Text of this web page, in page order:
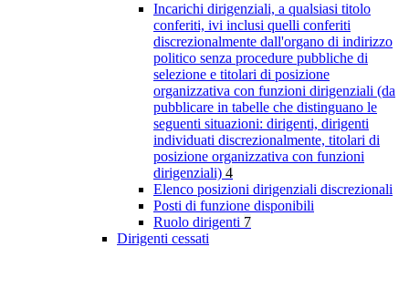
Incarichi dirigenziali, a qualsiasi titolo
conferiti, ivi inclusi quelli conferiti
discrezionalmente dall'organo di indirizzo
politico senza procedure pubbliche di
selezione e titolari di posizione
organizzativa con funzioni dirigenziali (da
pubblicare in tabelle che distinguano le
seguenti situazioni: dirigenti, dirigenti
individuati discrezionalmente, titolari di
posizione organizzativa con funzioni
dirigenziali) 4
Elenco posizioni dirigenziali discrezionali
Posti di funzione disponibili
Ruolo dirigenti 7
Dirigenti cessati